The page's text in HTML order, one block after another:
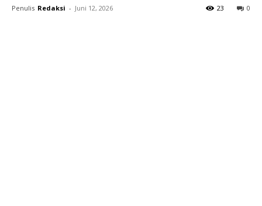
Penulis Redaksi - Juni 12, 2026 0
23